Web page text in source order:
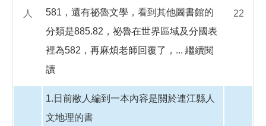
人
581，還有祕魯文學，看到其他圖書館的
分類是885.82，祕魯在世界區域及分國表
裡為582，再麻煩老師回覆了，... 繼續閱
讀
22
1.日前敝人編到一本內容是關於連江縣人
文地理的書